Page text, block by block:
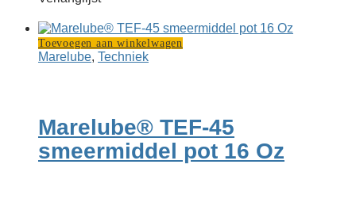
Toevoegen aan winkelwagen
Marelube, Techniek
Marelube® TEF-45
smeermiddel pot 16 Oz